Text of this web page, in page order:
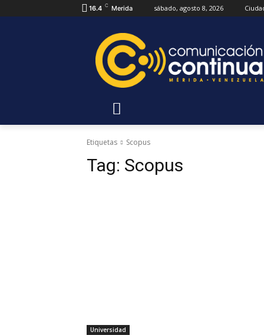
16.4 C Merida sábado, agosto 8, 2026
Etiquetas Scopus
Tag: Scopus
Universidad